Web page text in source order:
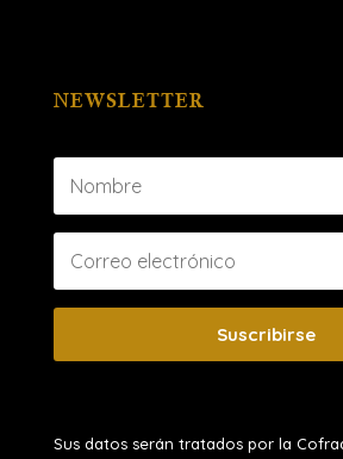
NEWSLETTER
Suscribirse
Sus datos serán tratados por la